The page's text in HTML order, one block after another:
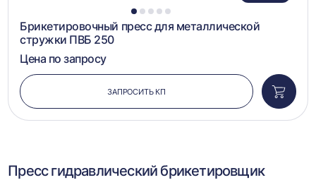
1 2 3 4 5
Брикетировочный пресс для металлической
стружки ПВБ 250
Цена по запросу
ЗАПРОСИТЬ КП
в
Пресс гидравлический брикетировщик